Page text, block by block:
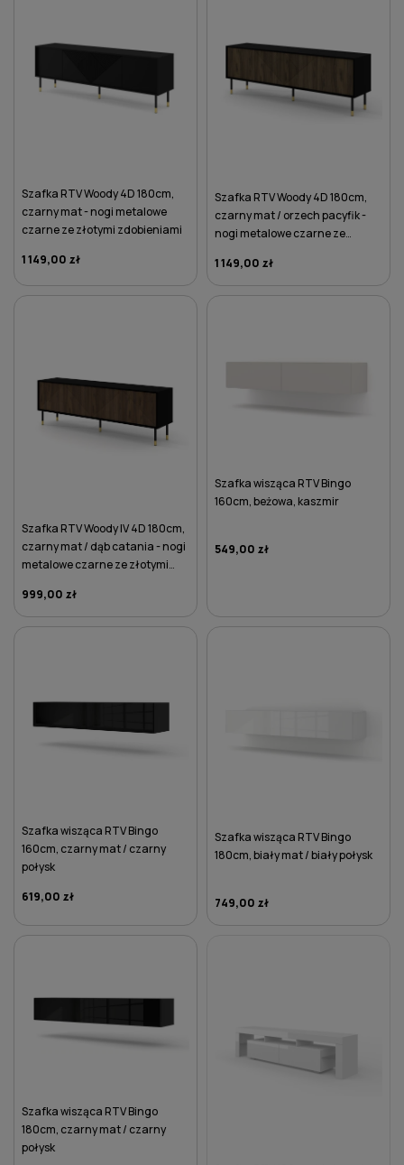
Szafka RTV Woody 4D 180cm,
czarny mat - nogi metalowe
czarne ze złotymi zdobieniami
1 149,00 zł
Szafka RTV Woody 4D 180cm,
czarny mat / orzech pacyfik -
nogi metalowe czarne ze
1 149,00 zł
Szafka RTV Woody IV 4D 180cm,
czarny mat / dąb catania - nogi
metalowe czarne ze złotymi
999,00 zł
Szafka wisząca RTV Bingo
160cm, beżowa, kaszmir
549,00 zł
Szafka wisząca RTV Bingo
160cm, czarny mat / czarny
połysk
619,00 zł
Szafka wisząca RTV Bingo
180cm, biały mat / biały połysk
749,00 zł
Szafka wisząca RTV Bingo
180cm, czarny mat / czarny
połysk